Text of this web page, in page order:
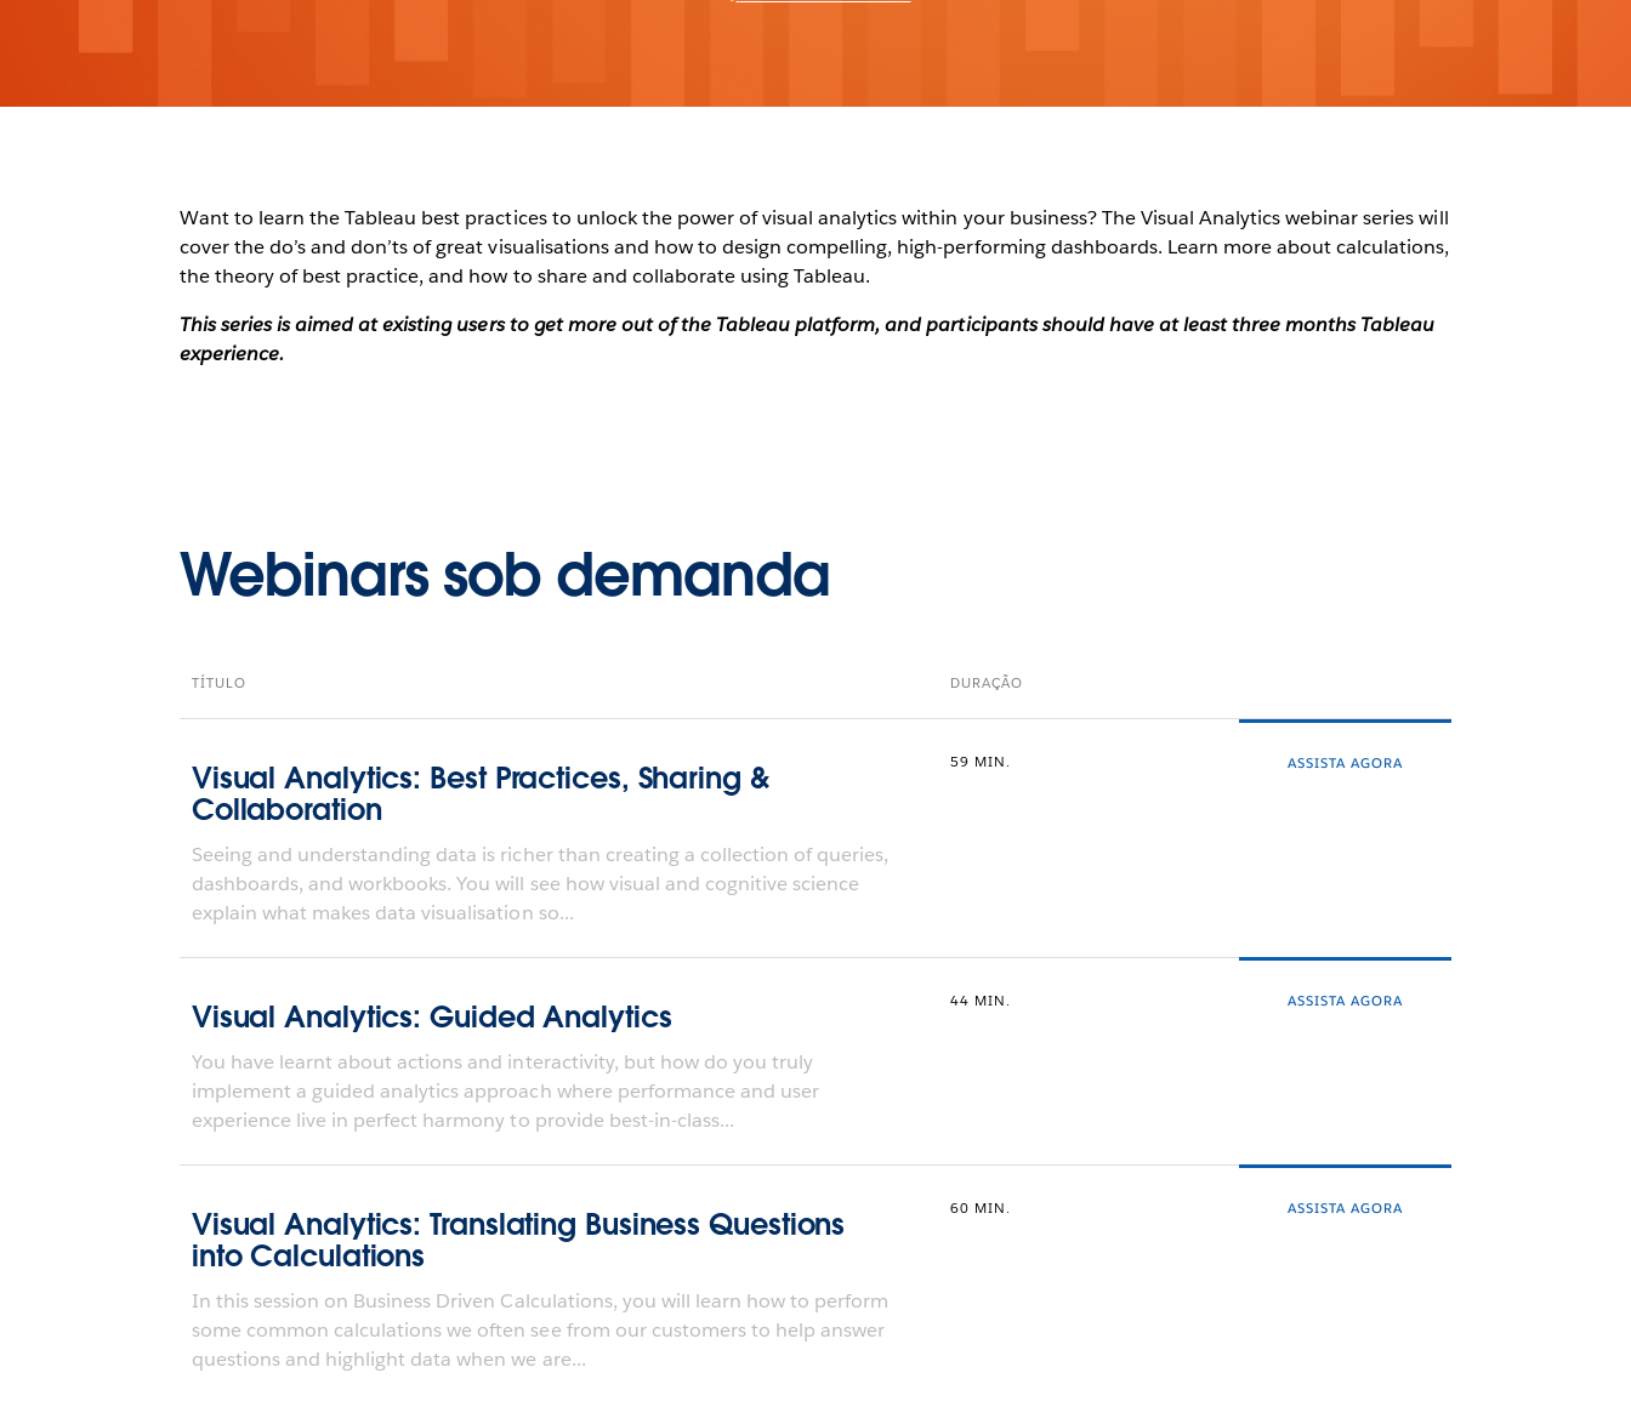
Want to learn the Tableau best practices to unlock the power of visual analytics within your business? The Visual Analytics webinar series will
cover the do’s and don’ts of great visualisations and how to design compelling, high-performing dashboards. Learn more about calculations,
the theory of best practice, and how to share and collaborate using Tableau.
This series is aimed at existing users to get more out of the Tableau platform, and participants should have at least three months Tableau
experience.
Webinars sob demanda
TÍTULO DURAÇÃO
Visual Analytics: Best Practices, Sharing &
Collaboration
Seeing and understanding data is richer than creating a collection of queries,
dashboards, and workbooks. You will see how visual and cognitive science
explain what makes data visualisation so...
59 MIN. ASSISTA AGORA
Visual Analytics: Guided Analytics
You have learnt about actions and interactivity, but how do you truly
implement a guided analytics approach where performance and user
experience live in perfect harmony to provide best-in-class...
44 MIN. ASSISTA AGORA
Visual Analytics: Translating Business Questions
into Calculations
In this session on Business Driven Calculations, you will learn how to perform
some common calculations we often see from our customers to help answer
questions and highlight data when we are...
60 MIN. ASSISTA AGORA